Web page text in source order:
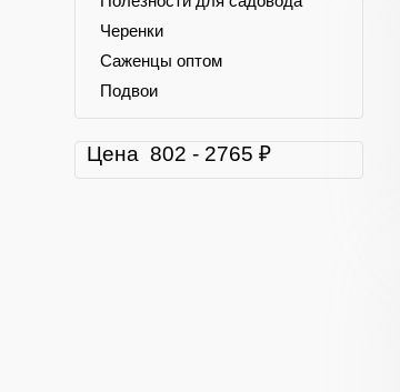
Черенки
Саженцы оптом
Подвои
Цена 802 - 2765 ₽